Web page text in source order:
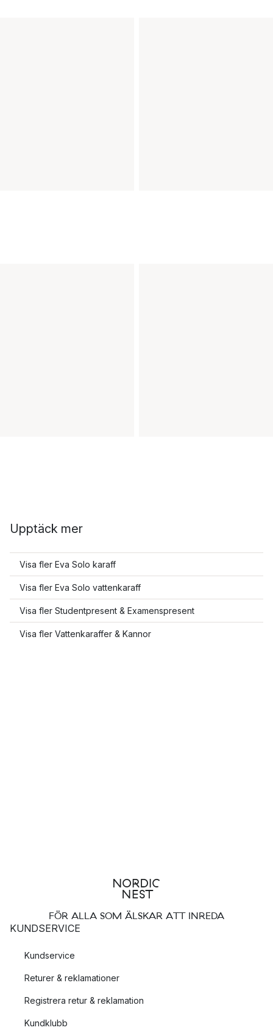
Upptäck mer
Visa fler Eva Solo karaff
Visa fler Eva Solo vattenkaraff
Visa fler Studentpresent & Examenspresent
Visa fler Vattenkaraffer & Kannor
FÖR ALLA SOM ÄLSKAR ATT INREDA
KUNDSERVICE
Kundservice
Returer & reklamationer
Registrera retur & reklamation
Kundklubb